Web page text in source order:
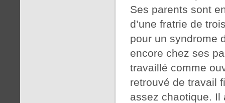
Ses parents sont
d’une fratrie de
pour un syndrome
encore chez ses
travaillé comme
retrouvé de travail
assez chaotique. Il